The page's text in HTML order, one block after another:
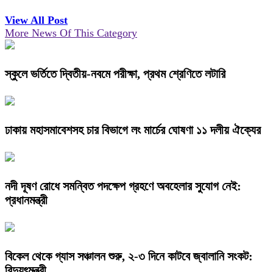
View All Post
More News Of This Category
স্কুলে ভর্তিতে দ্বিতীয়-নবমে পরীক্ষা, প্রথম শ্রেণিতে লটারি
ঢাকায় মহাসমাবেশসহ চার বিভাগে লং মার্চের ঘোষণা ১১ দলীয় ঐক্যের
নদী দূষণ রোধে সমন্বিত পদক্ষেপ গ্রহণে অবহেলার সুযোগ নেই:
প্রধানমন্ত্রী
বিকেল থেকে গ্যাস সঞ্চালন শুরু, ২-৩ দিনে কাটবে জ্বালানি সংকট: